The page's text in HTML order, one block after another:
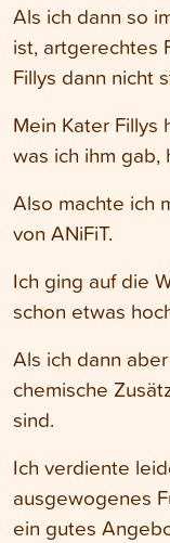
Als ich dann so
ist, artgerechtes
Fillys dann nicht
Mein Kater Fillys
was ich ihm
Also machte ich
von ANiFiT.
Ich ging auf die
schon etwas
Als ich dann
chemische
sind.
Ich verdiente
ausgewogenes
ein gutes